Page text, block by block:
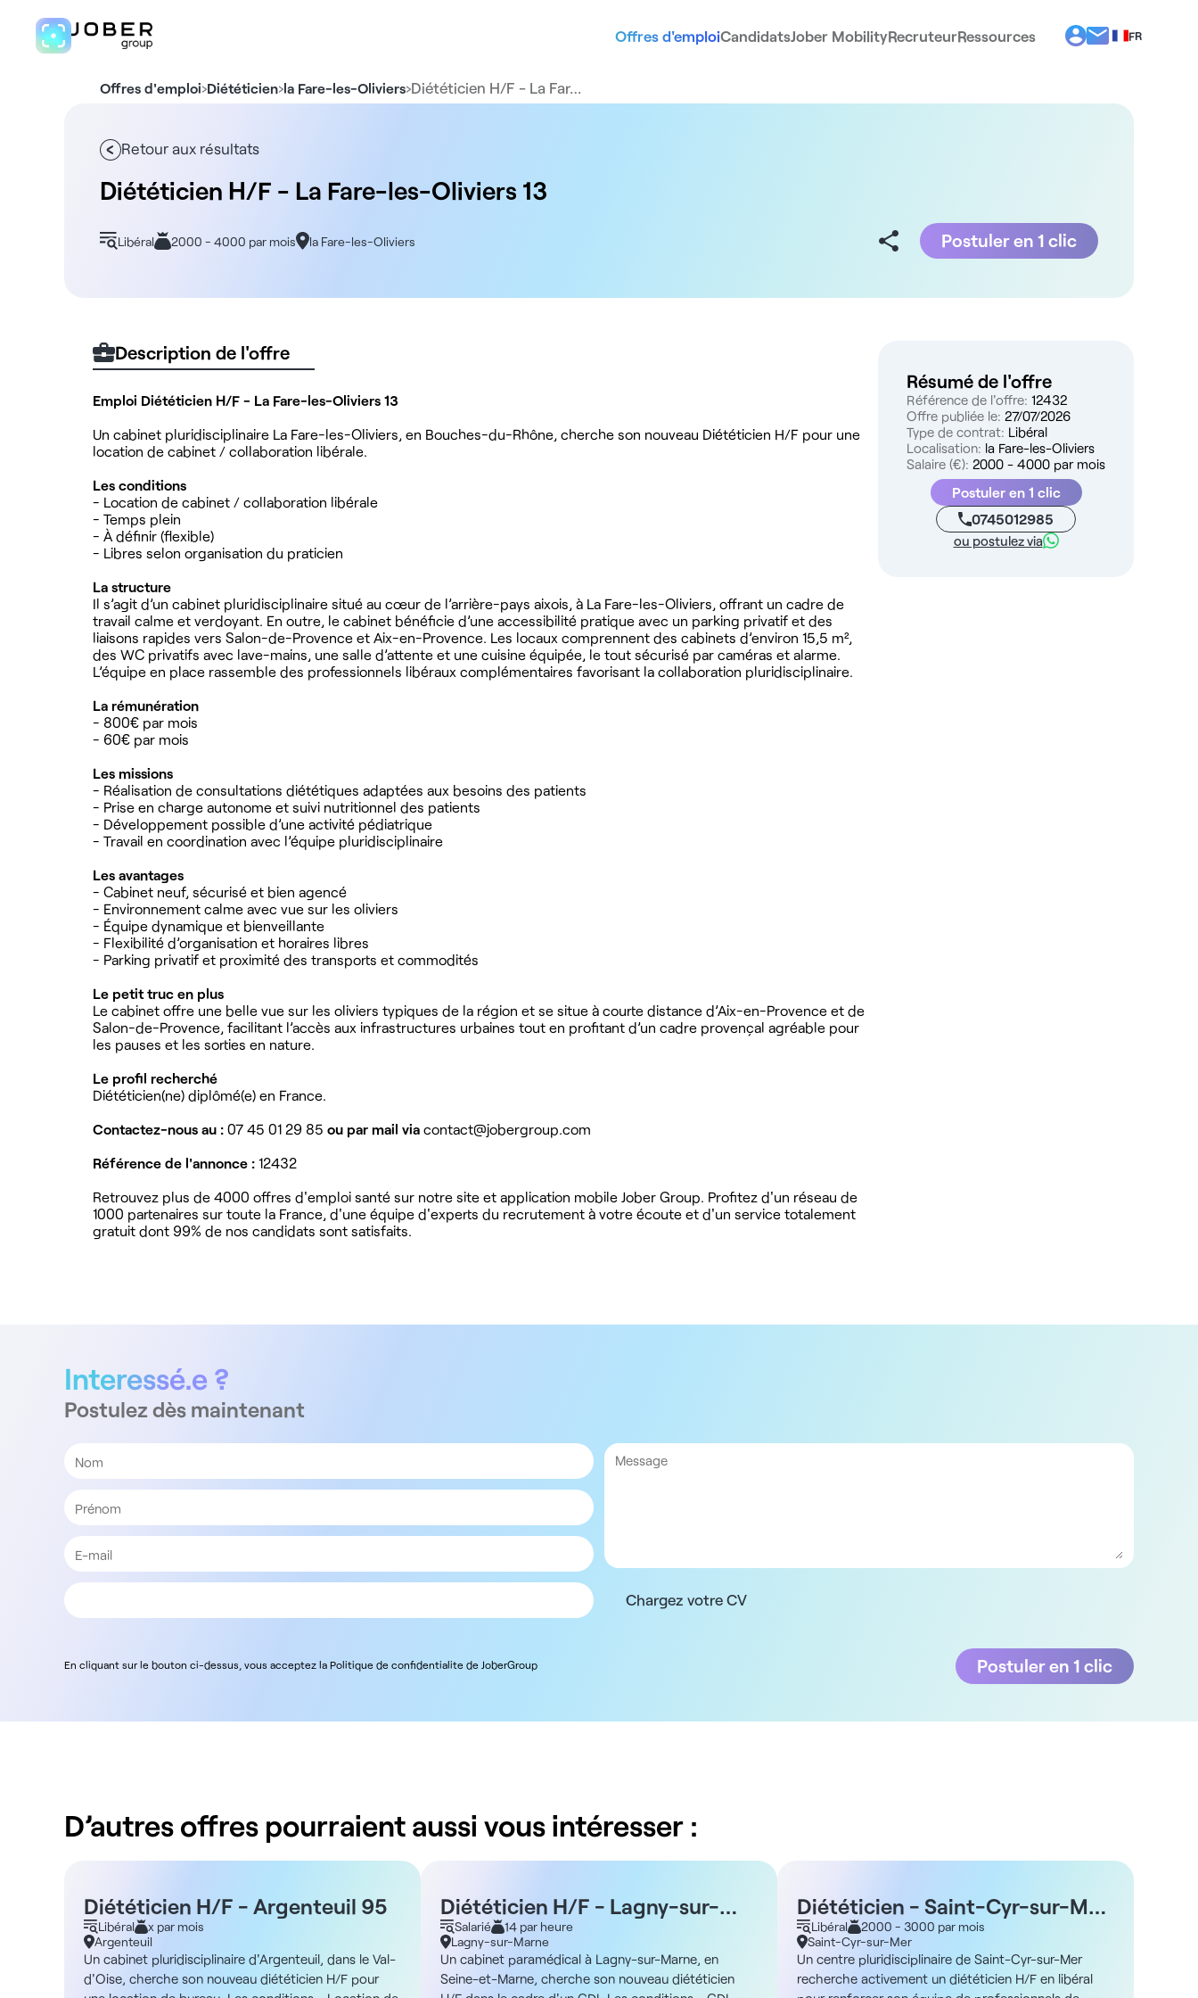
Offres d'emploiCandidatsJober MobilityRecruteurRessources
FR
ES
Offres d'emploi›Diététicien›la Fare-les-Oliviers›Diététicien H/F - La Far…
Retour aux résultats
Diététicien H/F - La Fare-les-Oliviers 13
Libéral 2000 - 4000 par mois la Fare-les-Oliviers Postuler en 1 clic
Description de l'offre
Emploi Diététicien H/F - La Fare-les-Oliviers 13
Un cabinet pluridisciplinaire La Fare-les-Oliviers, en Bouches-du-Rhône, cherche son nouveau Diététicien H/F pour une
location de cabinet / collaboration libérale.
Les conditions
- Location de cabinet / collaboration libérale
- Temps plein
- À définir (flexible)
- Libres selon organisation du praticien
La structure
Il s’agit d’un cabinet pluridisciplinaire situé au cœur de l’arrière-pays aixois, à La Fare-les-Oliviers, offrant un cadre de
travail calme et verdoyant. En outre, le cabinet bénéficie d’une accessibilité pratique avec un parking privatif et des
liaisons rapides vers Salon-de-Provence et Aix-en-Provence. Les locaux comprennent des cabinets d’environ 15,5 m²,
des WC privatifs avec lave-mains, une salle d’attente et une cuisine équipée, le tout sécurisé par caméras et alarme.
L’équipe en place rassemble des professionnels libéraux complémentaires favorisant la collaboration pluridisciplinaire.
La rémunération
- 800€ par mois
- 60€ par mois
Les missions
- Réalisation de consultations diététiques adaptées aux besoins des patients
- Prise en charge autonome et suivi nutritionnel des patients
- Développement possible d’une activité pédiatrique
- Travail en coordination avec l’équipe pluridisciplinaire
Les avantages
- Cabinet neuf, sécurisé et bien agencé
- Environnement calme avec vue sur les oliviers
- Équipe dynamique et bienveillante
- Flexibilité d’organisation et horaires libres
- Parking privatif et proximité des transports et commodités
Le petit truc en plus
Le cabinet offre une belle vue sur les oliviers typiques de la région et se situe à courte distance d’Aix-en-Provence et de
Salon-de-Provence, facilitant l’accès aux infrastructures urbaines tout en profitant d’un cadre provençal agréable pour
les pauses et les sorties en nature.
Le profil recherché
Diététicien(ne) diplômé(e) en France.
Contactez-nous au : 07 45 01 29 85 ou par mail via contact@jobergroup.com
Référence de l'annonce : 12432
Retrouvez plus de 4000 offres d'emploi santé sur notre site et application mobile Jober Group. Profitez d'un réseau de
1000 partenaires sur toute la France, d'une équipe d'experts du recrutement à votre écoute et d'un service totalement
gratuit dont 99% de nos candidats sont satisfaits.
Résumé de l'offre
Référence de l'offre: 12432
Offre publiée le: 27/07/2026
Type de contrat: Libéral
Localisation: la Fare-les-Oliviers
Salaire (€): 2000 - 4000 par mois
Postuler en 1 clic
0745012985
ou postulez via
Interessé.e ?
Postulez dès maintenant
Chargez votre CV
En cliquant sur le bouton ci-dessus, vous acceptez la Politique de confidentialite de JoberGroup Postuler en 1 clic
D’autres offres pourraient aussi vous intéresser :
Diététicien H/F - Argenteuil 95
Libéral
x par mois
Argenteuil
Un cabinet pluridisciplinaire d'Argenteuil, dans le Val-
d'Oise, cherche son nouveau diététicien H/F pour
Diététicien H/F - Lagny-sur-
Marne 77
Salarié
14 par heure
Lagny-sur-Marne
Un cabinet paramédical à Lagny-sur-Marne, en
Seine-et-Marne, cherche son nouveau diététicien
Diététicien - Saint-Cyr-sur-Mer
83 H/F - Libéral
Libéral
2000 - 3000 par mois
Saint-Cyr-sur-Mer
Un centre pluridisciplinaire de Saint-Cyr-sur-Mer
recherche activement un diététicien H/F en libéral